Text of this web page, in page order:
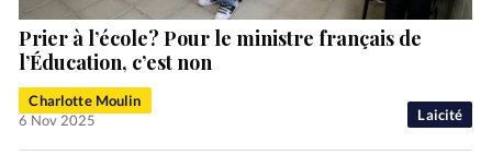
Laicité
Prier à l’école? Pour le ministre français de
l’Éducation, c’est non
Charlotte Moulin
6 Nov 2025